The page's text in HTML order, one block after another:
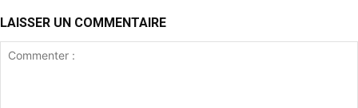
LAISSER UN COMMENTAIRE